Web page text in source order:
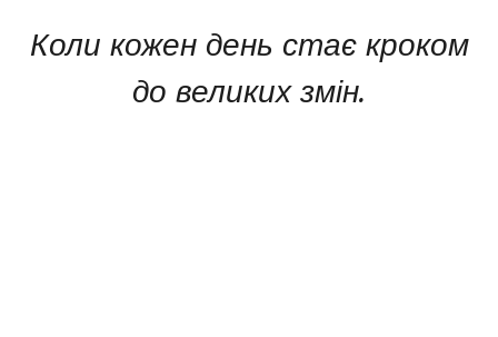
Коли кожен день стає кроком
до великих змін.